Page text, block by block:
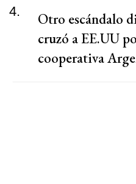
4.
Otro escándalo
cruzó a EE.UU
cooperativa